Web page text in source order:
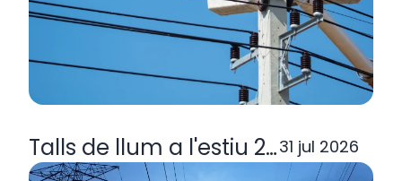
Talls de llum a l'estiu 2026: per
31 jul 2026